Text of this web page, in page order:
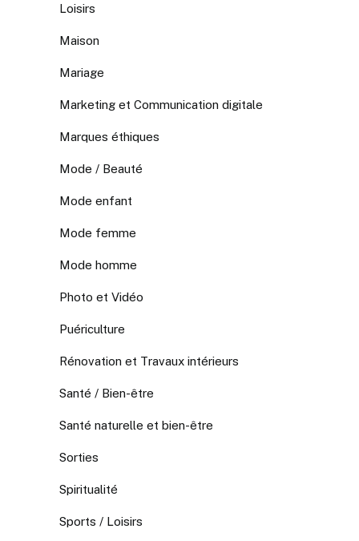
Loisirs
Maison
Mariage
Marketing et Communication digitale
Marques éthiques
Mode / Beauté
Mode enfant
Mode femme
Mode homme
Photo et Vidéo
Puériculture
Rénovation et Travaux intérieurs
Santé / Bien-être
Santé naturelle et bien-être
Sorties
Spiritualité
Sports / Loisirs